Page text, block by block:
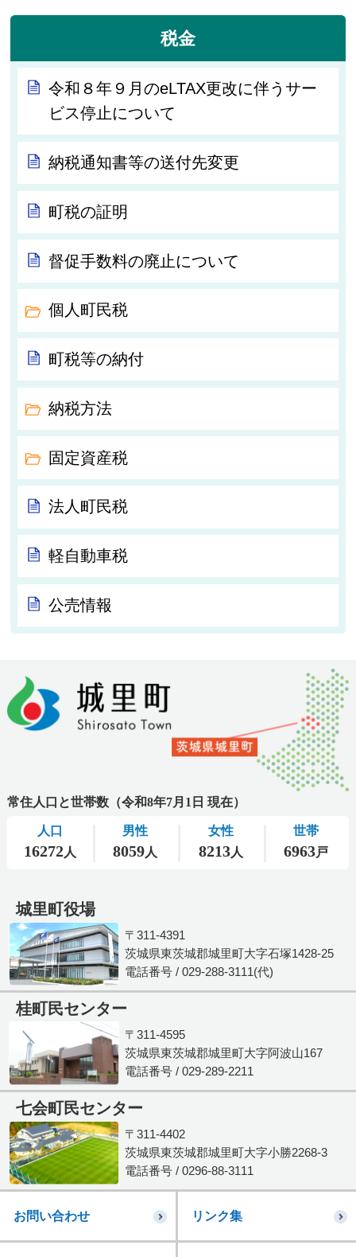
税金
令和８年９月のeLTAX更改に伴うサー
ビス停止について
納税通知書等の送付先変更
町税の証明
督促手数料の廃止について
個人町民税
町税等の納付
納税方法
固定資産税
法人町民税
軽自動車税
公売情報
城里町役場
〒311-4391
茨城県東茨城郡城里町大字石塚1428-25
電話番号 / 029-288-3111(代)
桂町民センター
〒311-4595
茨城県東茨城郡城里町大字阿波山167
電話番号 / 029-289-2211
七会町民センター
〒311-4402
茨城県東茨城郡城里町大字小勝2268-3
電話番号 / 0296-88-3111
お問い合わせ リンク集